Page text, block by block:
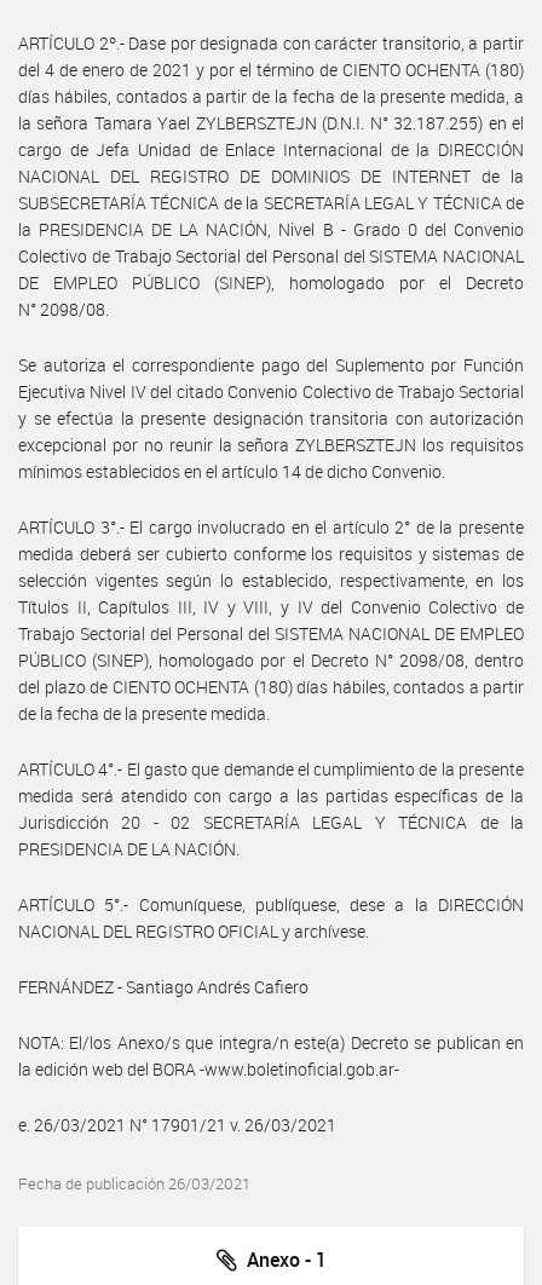
ARTÍCULO 2º.- Dase por designada con carácter transitorio, a partir
del 4 de enero de 2021 y por el término de CIENTO OCHENTA (180)
días hábiles, contados a partir de la fecha de la presente medida, a
la señora Tamara Yael ZYLBERSZTEJN (D.N.I. N° 32.187.255) en el
cargo de Jefa Unidad de Enlace Internacional de la DIRECCIÓN
NACIONAL DEL REGISTRO DE DOMINIOS DE INTERNET de la
SUBSECRETARÍA TÉCNICA de la SECRETARÍA LEGAL Y TÉCNICA de
la PRESIDENCIA DE LA NACIÓN, Nivel B - Grado 0 del Convenio
Colectivo de Trabajo Sectorial del Personal del SISTEMA NACIONAL
DE EMPLEO PÚBLICO (SINEP), homologado por el Decreto
N° 2098/08.
Se autoriza el correspondiente pago del Suplemento por Función
Ejecutiva Nivel IV del citado Convenio Colectivo de Trabajo Sectorial
y se efectúa la presente designación transitoria con autorización
excepcional por no reunir la señora ZYLBERSZTEJN los requisitos
mínimos establecidos en el artículo 14 de dicho Convenio.
ARTÍCULO 3°.- El cargo involucrado en el artículo 2° de la presente
medida deberá ser cubierto conforme los requisitos y sistemas de
selección vigentes según lo establecido, respectivamente, en los
Títulos II, Capítulos III, IV y VIII, y IV del Convenio Colectivo de
Trabajo Sectorial del Personal del SISTEMA NACIONAL DE EMPLEO
PÚBLICO (SINEP), homologado por el Decreto N° 2098/08, dentro
del plazo de CIENTO OCHENTA (180) días hábiles, contados a partir
de la fecha de la presente medida.
ARTÍCULO 4°.- El gasto que demande el cumplimiento de la presente
medida será atendido con cargo a las partidas específicas de la
Jurisdicción 20 - 02 SECRETARÍA LEGAL Y TÉCNICA de la
PRESIDENCIA DE LA NACIÓN.
ARTÍCULO 5°.- Comuníquese, publíquese, dese a la DIRECCIÓN
NACIONAL DEL REGISTRO OFICIAL y archívese.
FERNÁNDEZ - Santiago Andrés Cafiero
NOTA: El/los Anexo/s que integra/n este(a) Decreto se publican en
la edición web del BORA -www.boletinoficial.gob.ar-
e. 26/03/2021 N° 17901/21 v. 26/03/2021
Fecha de publicación 26/03/2021
Anexo - 1